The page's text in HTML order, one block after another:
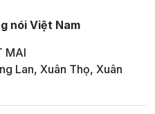
nói Việt Nam
MAI
Lan, Xuân Thọ, Xuân